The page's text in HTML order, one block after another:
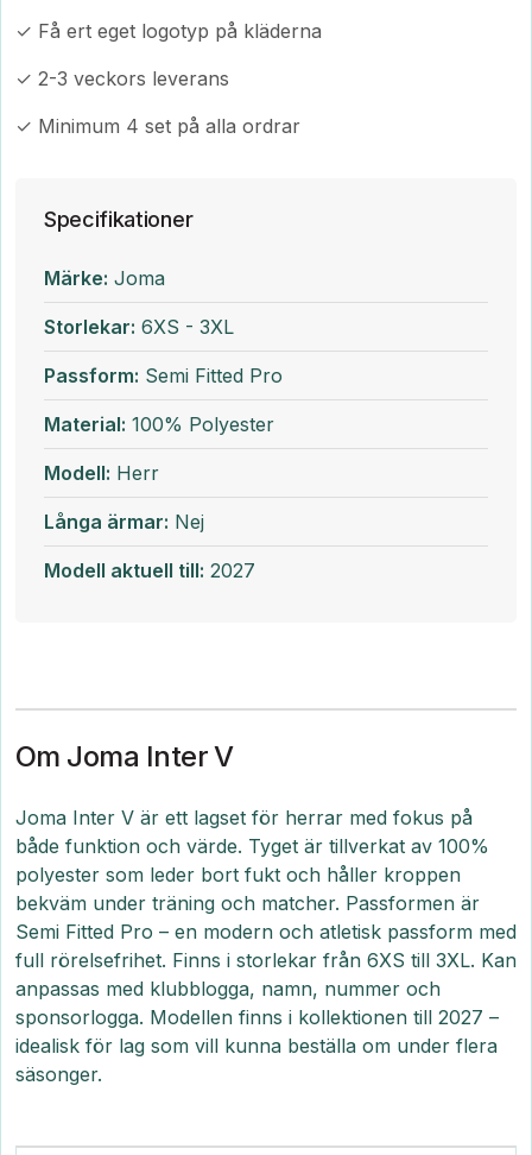
✓ Få ert eget logotyp på kläderna
✓ 2-3 veckors leverans
✓ Minimum 4 set på alla ordrar
Specifikationer
Märke: Joma
Storlekar: 6XS - 3XL
Passform: Semi Fitted Pro
Material: 100% Polyester
Modell: Herr
Långa ärmar: Nej
Modell aktuell till: 2027
Om Joma Inter V
Joma Inter V är ett lagset för herrar med fokus på
både funktion och värde. Tyget är tillverkat av 100%
polyester som leder bort fukt och håller kroppen
bekväm under träning och matcher. Passformen är
Semi Fitted Pro – en modern och atletisk passform med
full rörelsefrihet. Finns i storlekar från 6XS till 3XL. Kan
anpassas med klubblogga, namn, nummer och
sponsorlogga. Modellen finns i kollektionen till 2027 –
idealisk för lag som vill kunna beställa om under flera
säsonger.